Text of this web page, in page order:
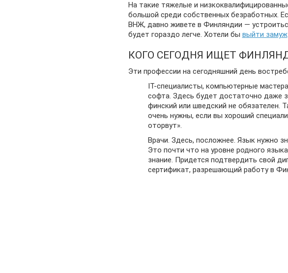
На такие тяжелые и
большой среди собственных безработных.
ВНЖ, давно живете в Финляндии —
будет гораздо легче. Хотели бы выйти замуж
КОГО СЕГОДНЯ ИЩЕТ
Эти профессии на сегодняшний день
IT-специалисты, компьютерные
софта. Здесь будет достаточно даже
финский или шведский не обязателен.
очень нужны, если вы хороший
оторвут».
Врачи. Здесь, посложнее. Язык нужно
Это почти что на уровне родного
знание. Придется подтвердить свой
сертификат, разрешающий работу в